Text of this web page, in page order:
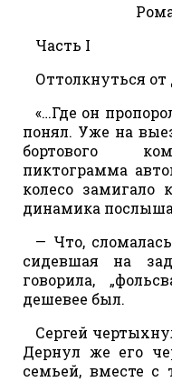
Часть I
Оттолкнуться от
«…Где он
понял. Уже на
бортового
пиктограмма
колесо замигало
динамика
— Что,
сидевшая на
говорила,
дешевее был.
Сергей
Дернул же его
семьей, вместе с